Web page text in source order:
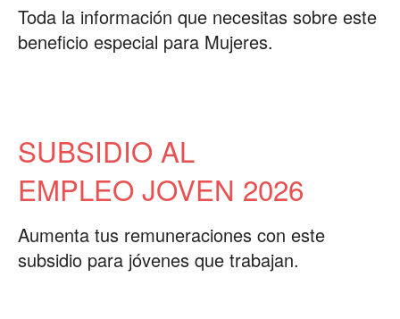
Toda la información que necesitas sobre este
beneficio especial para Mujeres.
SUBSIDIO AL
EMPLEO JOVEN 2026
Aumenta tus remuneraciones con este
subsidio para jóvenes que trabajan.